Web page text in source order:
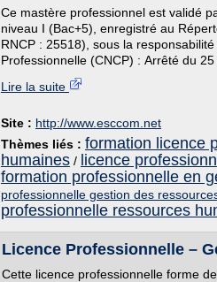
Ce mastère professionnel est validé
niveau I (Bac+5), enregistré au
RNCP : 25518), sous la
Professionnelle (CNCP) : Arrêté du 25
Lire la suite
Site : http://www.esccom.net
Thèmes liés : formation licence
humaines / licence
formation professionnelle en
professionnelle gestion des
professionnelle ressources
Licence Professionnelle –
Cette licence professionnelle forme